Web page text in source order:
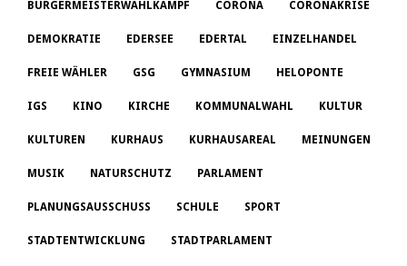
BÜRGERMEISTERWAHLKAMPF CORONA CORONAKRISE
DEMOKRATIE EDERSEE EDERTAL EINZELHANDEL
FREIE WÄHLER GSG GYMNASIUM HELOPONTE
IGS KINO KIRCHE KOMMUNALWAHL KULTUR
KULTUREN KURHAUS KURHAUSAREAL MEINUNGEN
MUSIK NATURSCHUTZ PARLAMENT
PLANUNGSAUSSCHUSS SCHULE SPORT
STADTENTWICKLUNG STADTPARLAMENT